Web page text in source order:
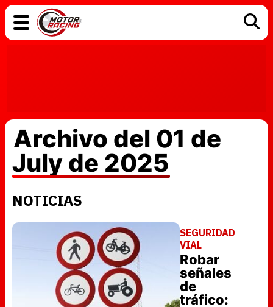
Archivo del 01 de
July de 2025
NOTICIAS
SEGURIDAD
VIAL
Robar
señales
de
tráfico: